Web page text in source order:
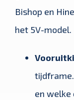
Bishop en
het 5V-model.
en welke